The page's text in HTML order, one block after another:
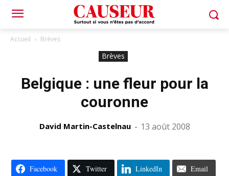
Accueil Brèves
Brèves
Belgique : une fleur pour la
couronne
David Martin-Castelnau - 13 août 2008
Facebook Twitter LinkedIn Email